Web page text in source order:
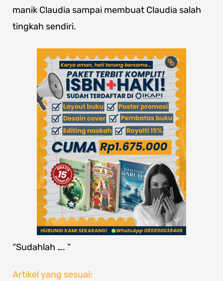
manik Claudia sampai membuat Claudia salah
tingkah sendiri.
“Sudahlah …. ”
Artikel yang sesuai: